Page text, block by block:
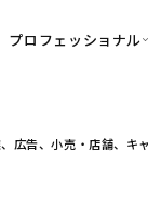
プロフェッショナル
・
広告、小売・店舗、キ